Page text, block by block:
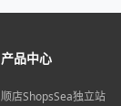
产品中心
顺店ShopsSea独立站